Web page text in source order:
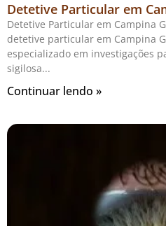
Detetive Particular em
Detetive Particular em Campina
detetive particular em Campina
especializado em investigações
sigilosa
Continuar lendo »